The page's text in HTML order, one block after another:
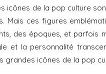
icônes de la pop culture
Mais ces figures
des époques, et parfois
et la personnalité
grandes icônes de la pop